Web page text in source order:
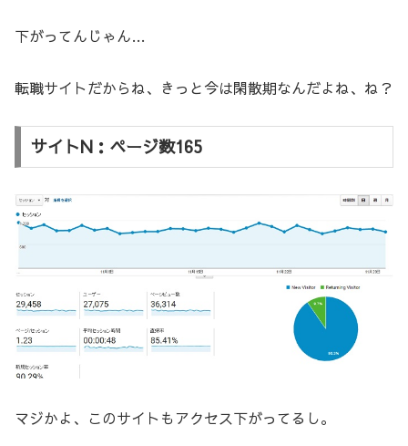
下がってんじゃん…
転職サイトだからね、きっと今は閑散期なんだよね、ね？
サイトN：ページ数165
マジかよ、このサイトもアクセス下がってるし。